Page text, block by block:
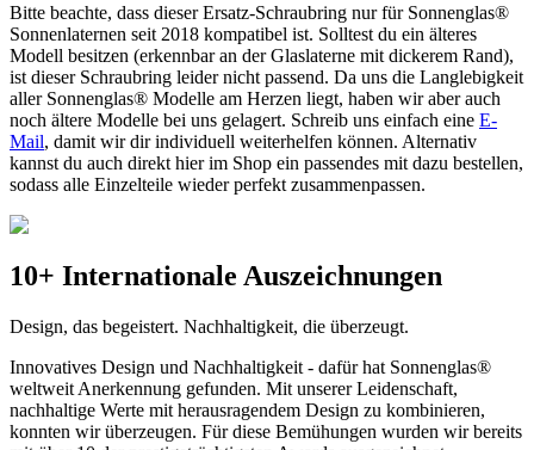
Bitte beachte, dass dieser Ersatz-Schraubring nur für Sonnenglas®
Sonnenlaternen seit 2018 kompatibel ist. Solltest du ein älteres
Modell besitzen (erkennbar an der Glaslaterne mit dickerem Rand),
ist dieser Schraubring leider nicht passend. Da uns die Langlebigkeit
aller Sonnenglas® Modelle am Herzen liegt, haben wir aber auch
noch ältere Modelle bei uns gelagert. Schreib uns einfach eine E-
Mail, damit wir dir individuell weiterhelfen können. Alternativ
kannst du auch direkt hier im Shop ein passendes mit dazu bestellen,
sodass alle Einzelteile wieder perfekt zusammenpassen.
10+ Internationale Auszeichnungen
Design, das begeistert. Nachhaltigkeit, die überzeugt.
Innovatives Design und Nachhaltigkeit - dafür hat Sonnenglas®
weltweit Anerkennung gefunden. Mit unserer Leidenschaft,
nachhaltige Werte mit herausragendem Design zu kombinieren,
konnten wir überzeugen. Für diese Bemühungen wurden wir bereits